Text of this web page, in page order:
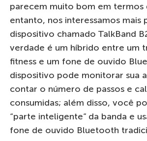
parecem muito bom em termos
entanto, nos interessamos mais
dispositivo chamado TalkBand
verdade é um híbrido entre um
fitness e um fone de ouvido
dispositivo pode monitorar sua
contar o número de passos e
consumidas; além disso, você
“parte inteligente” da banda e
fone de ouvido Bluetooth